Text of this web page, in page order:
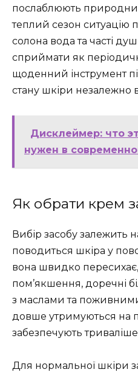
послаблюють
теплий сезон ситуацію
солона вода та часті
сприймати як
щоденний інструмент
стану шкіри незалежно
Дисклеймер: что
нужен в
Як обрати крем
Вибір засобу залежить
поводиться шкіра у
вона швидко
пом’якшення, доречні
з маслами та
довше утримуються на
забезпечують
Для нормальної шкіри